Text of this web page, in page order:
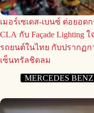
เมอร์เซเดส-เบนซ์ ต่อยอดก
CLA กับ Façade Lighting
รถยนต์ในไทย กับปรากฏ
เซ็นทรัลชิดลม
MERCEDES BENZ